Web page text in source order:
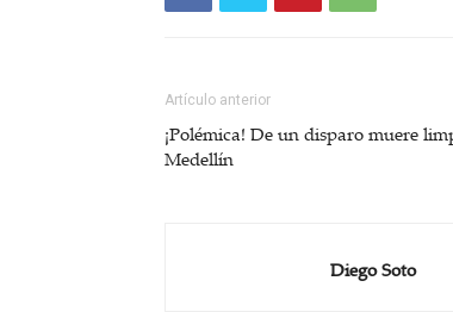
Artículo anterior
¡Polémica! De un disparo muere
Medellín
Diego Soto